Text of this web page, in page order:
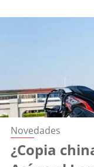
Novedades
¿Copia